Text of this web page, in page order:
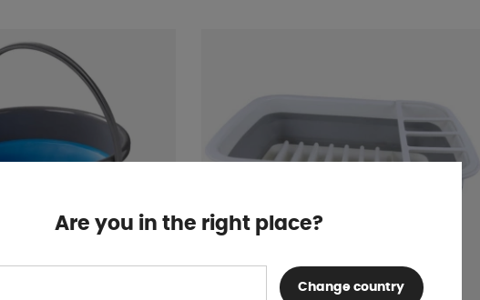
Are you in the right place?
Change country